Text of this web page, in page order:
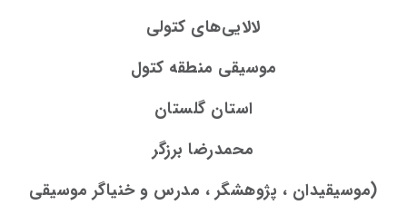
لالایی‌­های کتولی
موسیقی منطقه کتول
استان گلستان
محمدرضا برزگر
(موسیقیدان ، پژوهشگر ، مدرس و خنیاگر موسیقی